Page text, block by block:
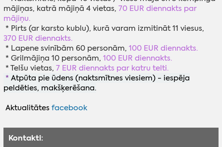
mājiņas, katrā mājiņā 4 vietas, 70 EUR diennakts par
mājiņu.
* Pirts (ar karsto kublu), kurā varam izmitināt 11 viesus,
370 EUR diennakts.
* Lapene svinībām 60 personām, 100 EUR diennakts.
* Grilmājiņa 10 personām, 100 EUR diennakts.
* Telšu vietas, 7 EUR diennakts par katru telti.
* Atpūta pie ūdens (naktsmītnes viesiem) - iespēja
peldēties, makšķerēšana.
Aktualitātes facebook
Kontakti: